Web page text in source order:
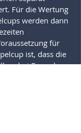
Für die Wertung
werden dann
für
ist, dass die
drei Bewerben